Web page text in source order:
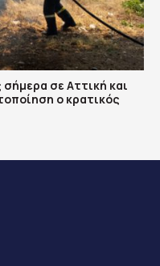
σε Αττική και
ο κρατικός